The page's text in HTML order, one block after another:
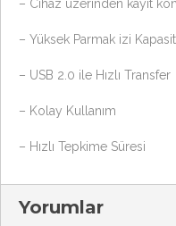
– Cihaz üzerinden kayıt
– Yüksek Parmak izi
– USB 2.0 ile Hızlı Transfer
– Kolay Kullanım
– Hızlı Tepkime Süresi
Yorumlar